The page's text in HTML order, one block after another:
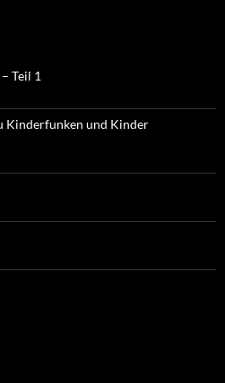
Teil 1
Kinderfunken und Kinder